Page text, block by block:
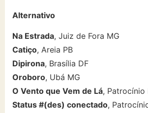
Alternativo
Na Estrada, Juiz de Fora MG
Catiço, Areia PB
Dipirona, Brasília DF
Oroboro, Ubá MG
O Vento que Vem de Lá, Patrocínio
Status #(des) conectado,